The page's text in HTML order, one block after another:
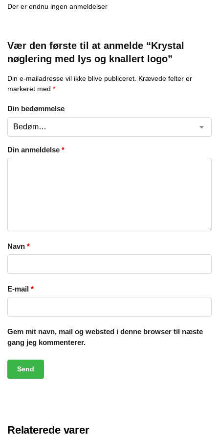
Der er endnu ingen anmeldelser
Vær den første til at anmelde “Krystal
nøglering med lys og knallert logo”
Din e-mailadresse vil ikke blive publiceret. Krævede felter er
markeret med *
Din bedømmelse
Din anmeldelse *
Navn *
E-mail *
Gem mit navn, mail og websted i denne browser til næste
gang jeg kommenterer.
Relaterede varer